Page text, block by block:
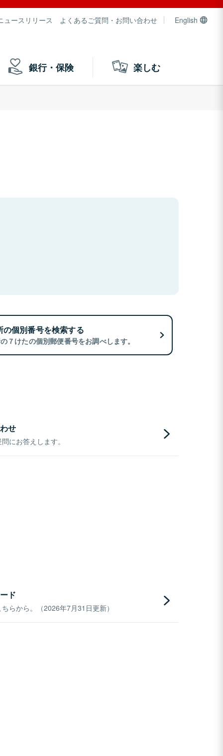
ュースリリース よくあるご質問・お問い合わせ English
銀行・保険 楽しむ
の個別番号を検索する
７けたの個別郵便番号をお調べします。
せ
にお答えします。
ド
らから。（2026年7月31日更新）